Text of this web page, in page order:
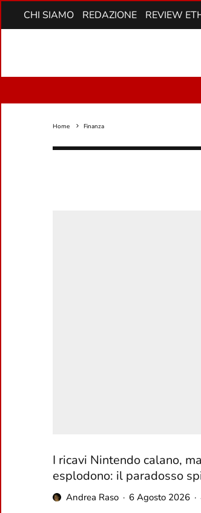
CHI SIAMO REDAZIONE REVIEW
Home Finanza
I ricavi Nintendo calano,
esplodono: il paradosso
Andrea Raso · 6 Agosto 2026 ·